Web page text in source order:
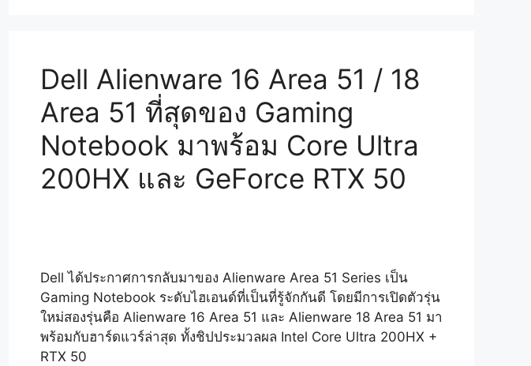
Dell Alienware 16 Area 51 / 18
Area 51 ที่สุดของ Gaming
Notebook มาพร้อม Core Ultra
200HX และ GeForce RTX 50
Dell ได้ประกาศการกลับมาของ Alienware Area 51 Series เป็น
Gaming Notebook ระดับไฮเอนด์ที่เป็นที่รู้จักกันดี โดยมีการเปิดตัวรุ่น
ใหม่สองรุ่นคือ Alienware 16 Area 51 และ Alienware 18 Area 51 มา
พร้อมกับฮาร์ดแวร์ล่าสุด ทั้งชิปประมวลผล Intel Core Ultra 200HX +
RTX 50